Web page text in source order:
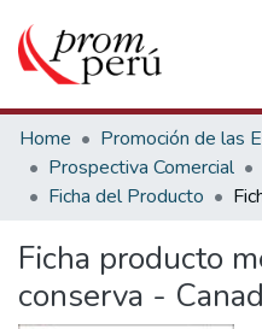
Communities & Collections
All of DSpace
Statistics
Home
Prospectiva Comercial
Ficha del Producto
Ficha producto
conserva -